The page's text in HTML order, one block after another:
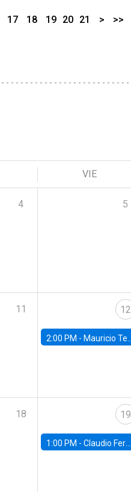
17 18 19 20 21 > >>
VIE
4 5
11 12
2:00 PM - Mauricio Tejada, UDP
18 19
1:00 PM - Claudio Ferraz, British Columbia